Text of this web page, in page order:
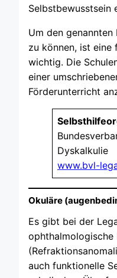
Selbstbewusstsein
Um den
zu können, ist eine
wichtig. Die
einer
Förderunterricht
Dyskalkulie
www.bvl-
Okuläre
Es gibt bei der
ophthalmologische
auch funktionelle